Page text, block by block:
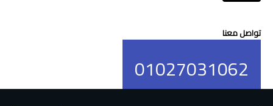
تواصل معنا
01027031062